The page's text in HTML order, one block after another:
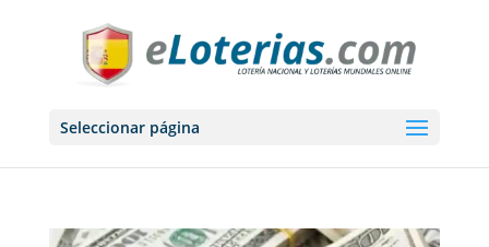
Seleccionar página